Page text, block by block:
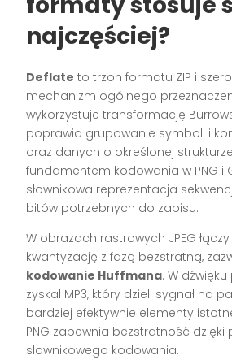
najczęściej?
Deflate to trzon formatu ZIP i
mechanizm ogólnego
wykorzystuje transformację
poprawia grupowanie symboli i
oraz danych o określonej
fundamentem kodowania w PNG i
słownikowa reprezentacja
bitów potrzebnych do zapisu.
W obrazach rastrowych JPEG
kwantyzację z fazą bezstratną,
kodowanie Huffmana. W
zyskał MP3, który dzieli sygnał na
bardziej efektywnie elementy
PNG zapewnia bezstratność dzięki
słownikowego kodowania.